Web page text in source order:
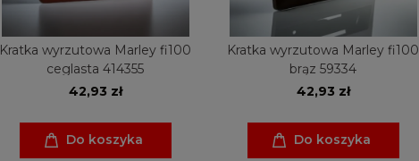
Kratka wyrzutowa Marley fi100
ceglasta 414355
42,93 zł
Do koszyka
Kratka wyrzutowa Marley fi100
brąz 59334
42,93 zł
Do koszyka